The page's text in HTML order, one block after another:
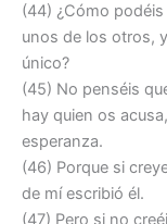
(44) ¿Cómo
unos de los otros,
único?
(45) No penséis
hay quien os
esperanza.
(46) Porque si
de mí escribió él.
(47) Pero si no